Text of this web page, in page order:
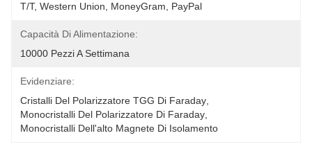
T/T, Western Union, MoneyGram, PayPal
Capacità Di Alimentazione:
10000 Pezzi A Settimana
Evidenziare:
Cristalli Del Polarizzatore TGG Di Faraday
Monocristalli Del Polarizzatore Di Faraday
Monocristalli Dell'alto Magnete Di Isolamento